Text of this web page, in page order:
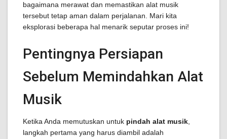
bagaimana merawat dan memastikan alat musik
tersebut tetap aman dalam perjalanan. Mari kita
eksplorasi beberapa hal menarik seputar proses ini!
Pentingnya Persiapan
Sebelum Memindahkan Alat
Musik
Ketika Anda memutuskan untuk pindah alat musik
langkah pertama yang harus diambil adalah